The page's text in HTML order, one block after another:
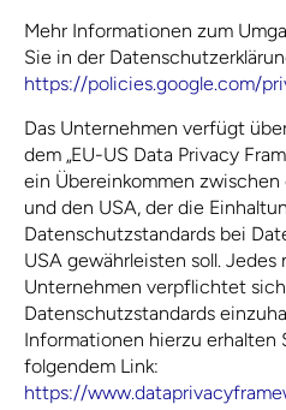
Mehr Informationen zum
Sie in der
https://policies.google.com/
Das Unternehmen verfügt
dem „EU-US Data Privacy
ein Übereinkommen
und den USA, der die
Datenschutzstandards bei
USA gewährleisten soll.
Unternehmen verpflichtet
Datenschutzstandards
Informationen hierzu erhalten
folgendem Link:
https://